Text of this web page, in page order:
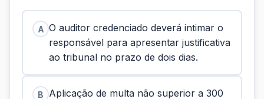
A O auditor credenciado deverá intimar o
responsável para apresentar justificativa
ao tribunal no prazo de dois dias.
B Aplicação de multa não superior a 300